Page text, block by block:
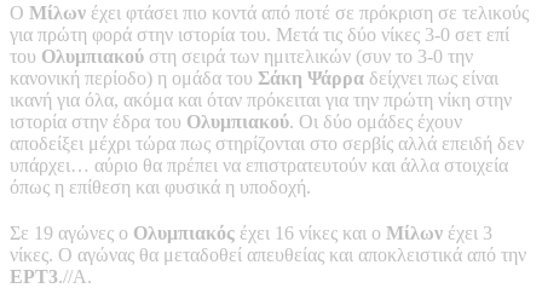
Ο Μίλων έχει φτάσει πιο κοντά από ποτέ σε πρόκριση σε τελικούς
για πρώτη φορά στην ιστορία του. Μετά τις δύο νίκες 3-0 σετ επί
του Ολυμπιακού στη σειρά των ημιτελικών (συν το 3-0 την
κανονική περίοδο) η ομάδα του Σάκη Ψάρρα δείχνει πως είναι
ικανή για όλα, ακόμα και όταν πρόκειται για την πρώτη νίκη στην
ιστορία στην έδρα του Ολυμπιακού. Οι δύο ομάδες έχουν
αποδείξει μέχρι τώρα πως στηρίζονται στο σερβίς αλλά επειδή δεν
υπάρχει… αύριο θα πρέπει να επιστρατευτούν και άλλα στοιχεία
όπως η επίθεση και φυσικά η υποδοχή.
Σε 19 αγώνες ο Ολυμπιακός έχει 16 νίκες και ο Μίλων έχει 3
νίκες. Ο αγώνας θα μεταδοθεί απευθείας και αποκλειστικά από την
ΕΡΤ3.//Α.